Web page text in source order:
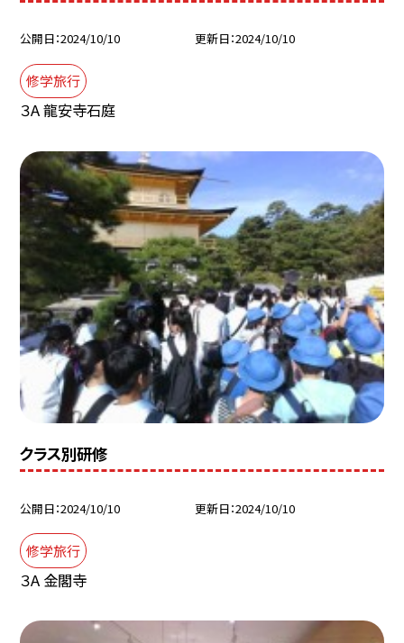
公開日 2024/10/10 更新日 2024/10/10
修学旅行
３A 龍安寺石庭
クラス別研修
公開日 2024/10/10 更新日 2024/10/10
修学旅行
３A 金閣寺